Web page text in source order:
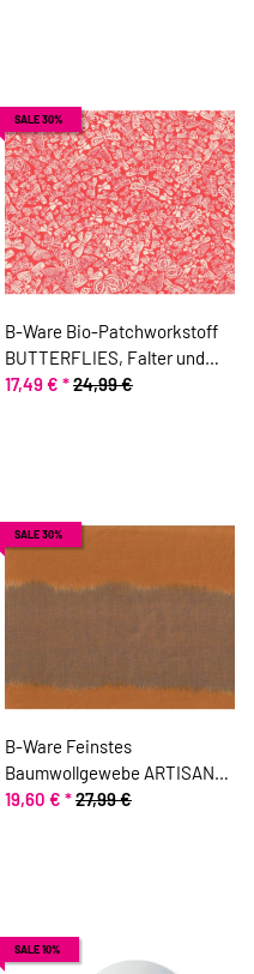
SALE 30%
B-Ware Bio-Patchworkstoff
BUTTERFLIES, Falter und
Schmetterlinge, hellrot-
17,49 € *24,99 €
SALE 30%
B-Ware Feinstes
Baumwollgewebe ARTISAN
WOVEN, Verlaufsstreifen,
19,60 € *27,99 €
SALE 10%